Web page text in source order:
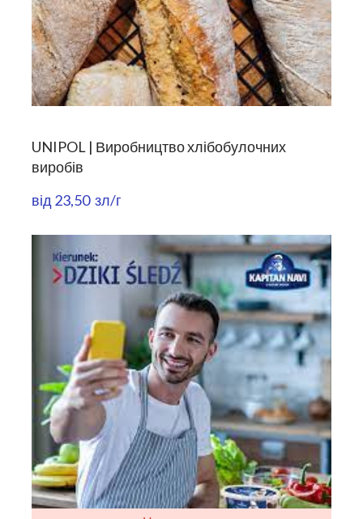
UNIPOL | Виробництво хлібобулочних
виробів
від 23,50  зл/г